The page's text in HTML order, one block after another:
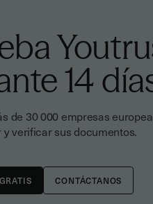
14
de 30 000 empresas
verificar sus documentos.
CONTÁCTANOS